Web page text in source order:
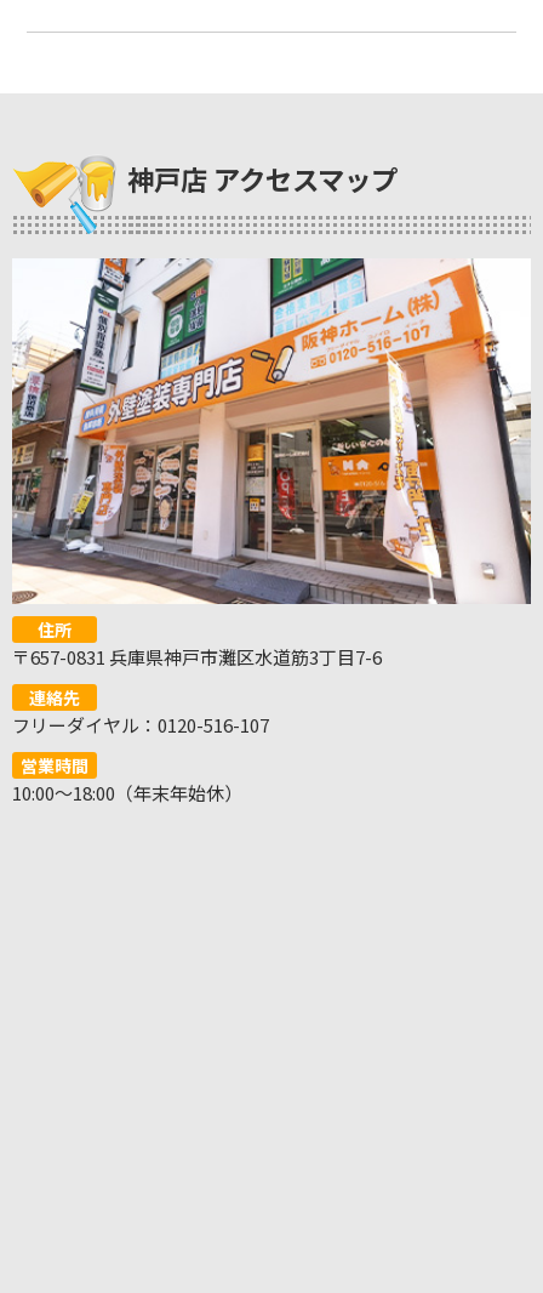
神戸店 アクセスマップ
住所
〒657-0831 兵庫県神戸市灘区水道筋3丁目7-6
連絡先
フリーダイヤル：0120-516-107
営業時間
10:00～18:00（年末年始休）